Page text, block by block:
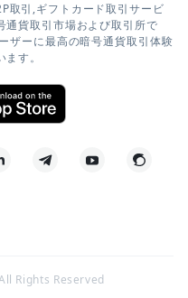
取引,ギフトカード取引サービ
通貨取引市場および取引所で
ザーに最高の暗号通貨取引体験
す。
Rights Reserved